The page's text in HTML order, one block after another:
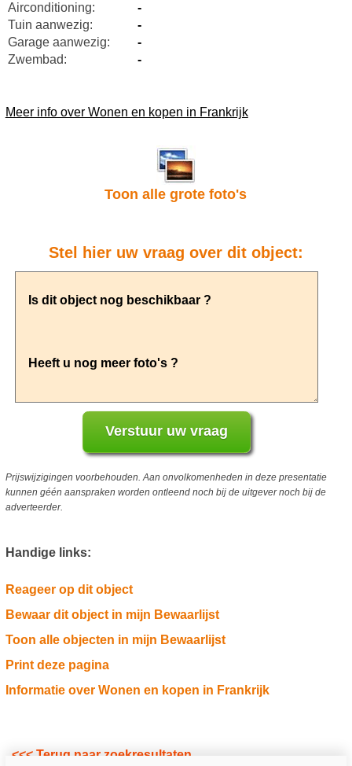
Airconditioning:
-
Tuin aanwezig:
-
Garage aanwezig:
-
Zwembad:
-
Meer info over Wonen en kopen in Frankrijk
Toon alle grote foto's
Stel hier uw vraag over dit object:
Prijswijzigingen voorbehouden. Aan onvolkomenheden in deze presentatie
kunnen géén aanspraken worden ontleend noch bij de uitgever noch bij de
adverteerder.
Handige links:
Reageer op dit object
Bewaar dit object in mijn Bewaarlijst
Toon alle objecten in mijn Bewaarlijst
Print deze pagina
Informatie over Wonen en kopen in Frankrijk
<<< Terug naar zoekresultaten